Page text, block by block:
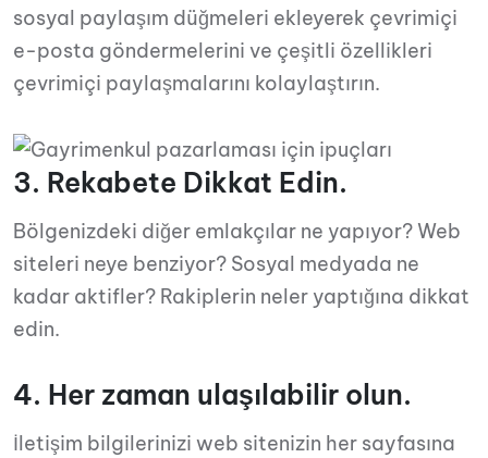
sosyal paylaşım düğmeleri ekleyerek çevrimiçi
e-posta göndermelerini ve çeşitli özellikleri
çevrimiçi paylaşmalarını kolaylaştırın.
3. Rekabete Dikkat Edin.
Bölgenizdeki diğer emlakçılar ne yapıyor? Web
siteleri neye benziyor? Sosyal medyada ne
kadar aktifler? Rakiplerin neler yaptığına dikkat
edin.
4. Her zaman ulaşılabilir olun.
İletişim bilgilerinizi web sitenizin her sayfasına